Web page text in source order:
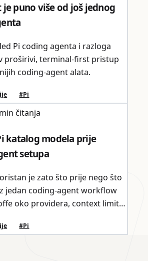
puno više od još jednog
Pi coding agenta i razloga
proširivi, terminal-first pristup
coding-agent alata.
#Pi
čitanja
katalog modela prije
setupa
je zato što prije nego što
jedan coding-agent workflow
oko providera, context limita
#Pi